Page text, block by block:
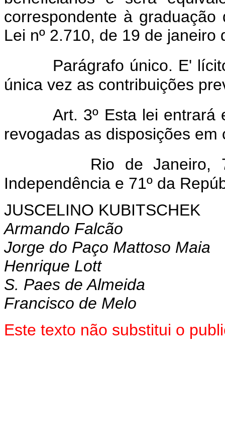
correspondente à
Lei nº 2.710, de 19 de janeiro
Parágrafo único. E'
única vez as contribuições
Art. 3º Esta lei entrará
revogadas as disposições em
Rio de Janeiro,
Independência e 71º da
JUSCELINO KUBITSCHEK
Armando Falcão
Jorge do Paço Mattoso Maia
Henrique Lott
S. Paes de Almeida
Francisco de Melo
Este texto não substitui o